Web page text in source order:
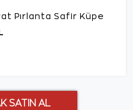
Pırlanta Safir Küpe